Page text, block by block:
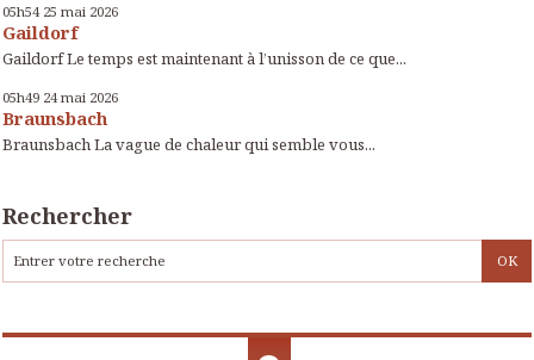
05h54 25 mai 2026
Gaildorf
Gaildorf Le temps est maintenant à l’unisson de ce que...
05h49 24 mai 2026
Braunsbach
Braunsbach La vague de chaleur qui semble vous...
Rechercher